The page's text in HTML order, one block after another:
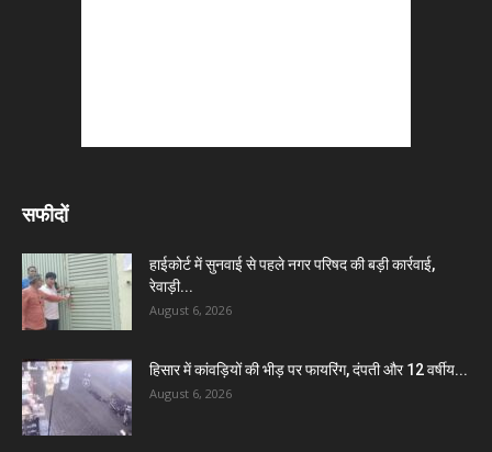
सफीदों
हाईकोर्ट में सुनवाई से पहले नगर परिषद की बड़ी कार्रवाई,
रेवाड़ी...
August 6, 2026
हिसार में कांवड़ियों की भीड़ पर फायरिंग, दंपती और 12 वर्षीय...
August 6, 2026